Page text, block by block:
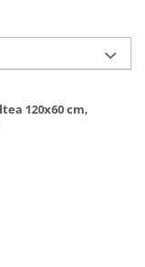
120x60 cm,